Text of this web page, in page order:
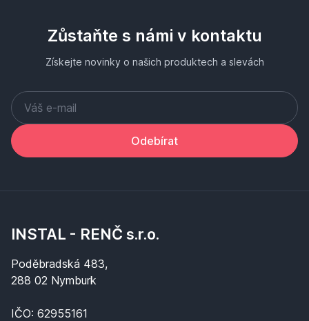
Zůstaňte s námi v kontaktu
Získejte novinky o našich produktech a slevách
Odebírat
INSTAL - RENČ s.r.o.
Poděbradská 483,
288 02 Nymburk
IČO: 62955161